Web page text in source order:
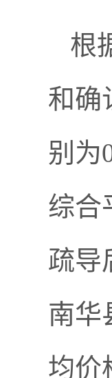
根
和确
别为
综合
疏导
南华
均价